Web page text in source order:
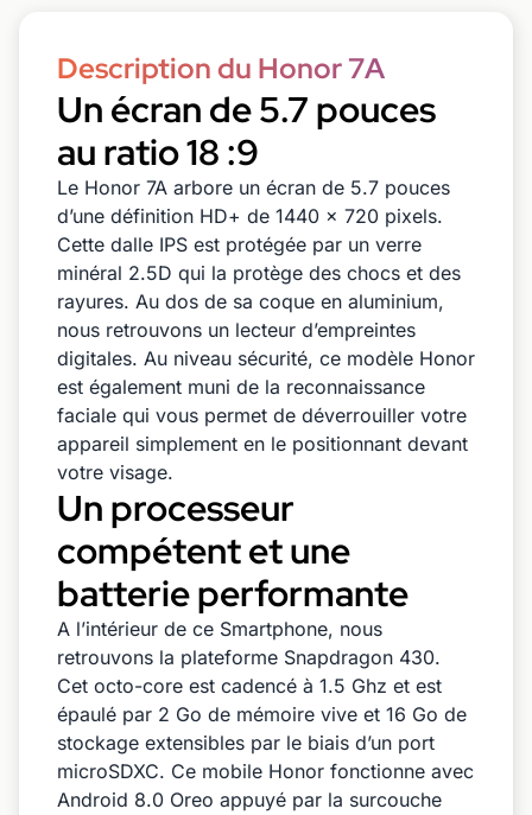
Description du Honor 7A
Un écran de 5.7 pouces
au ratio 18 :9
Le Honor 7A arbore un écran de 5.7 pouces
d’une définition HD+ de 1440 x 720 pixels.
Cette dalle IPS est protégée par un verre
minéral 2.5D qui la protège des chocs et des
rayures. Au dos de sa coque en aluminium,
nous retrouvons un lecteur d’empreintes
digitales. Au niveau sécurité, ce modèle Honor
est également muni de la reconnaissance
faciale qui vous permet de déverrouiller votre
appareil simplement en le positionnant devant
votre visage.
Un processeur
compétent et une
batterie performante
A l’intérieur de ce Smartphone, nous
retrouvons la plateforme Snapdragon 430.
Cet octo-core est cadencé à 1.5 Ghz et est
épaulé par 2 Go de mémoire vive et 16 Go de
stockage extensibles par le biais d’un port
microSDXC. Ce mobile Honor fonctionne avec
Android 8.0 Oreo appuyé par la surcouche